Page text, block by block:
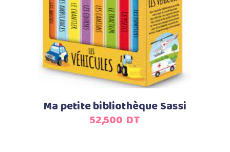
Ajouter au panier
Ma petite bibliothèque Sassi
52,500 DT